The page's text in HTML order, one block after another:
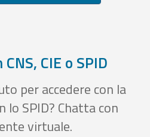
CIE o SPID
per accedere con la
lo SPID? Chatta con
virtuale.